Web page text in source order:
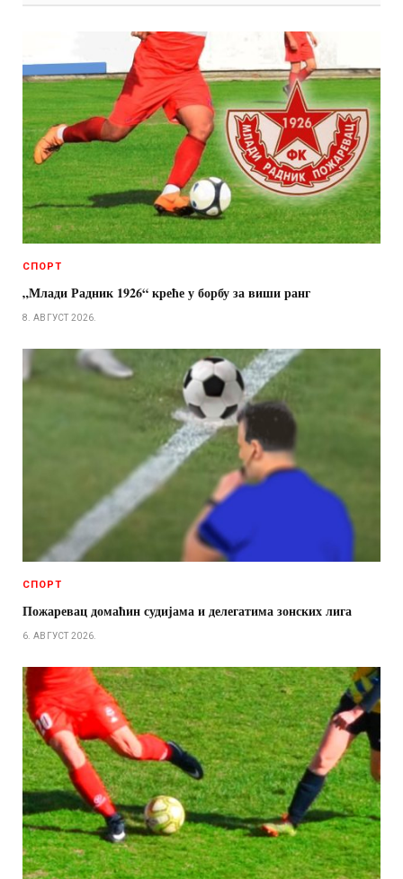
СПОРТ
„Млади Радник 1926“ креће у борбу за виши ранг
8. АВГУСТ 2026.
СПОРТ
Пожаревац домаћин судијама и делегатима зонских лига
6. АВГУСТ 2026.